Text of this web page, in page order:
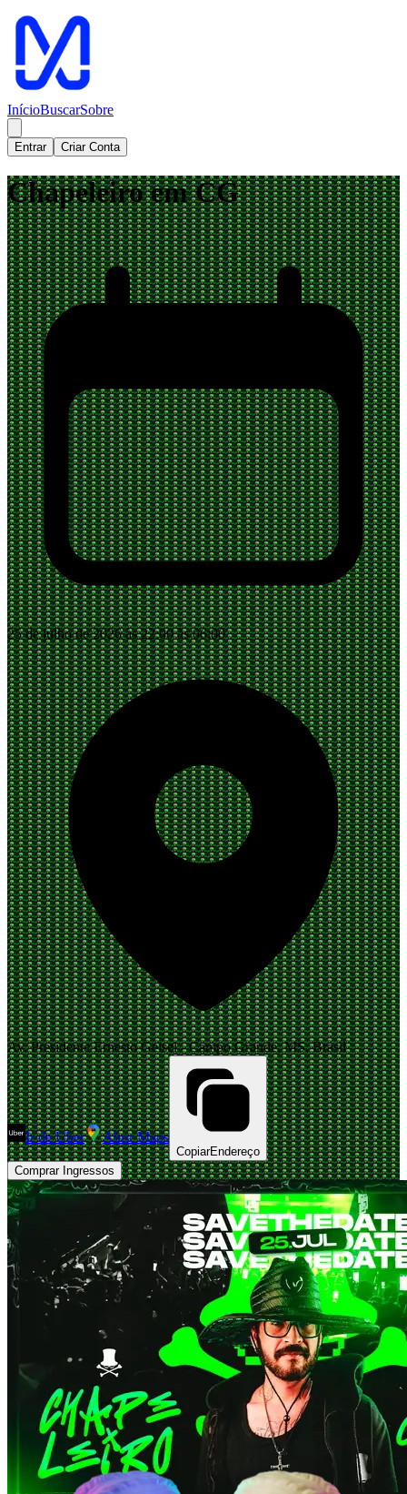
InícioBuscarSobre
Entrar Criar Conta
Chapeleiro em CG
25 de julho de 2026 às 22:00 às 06:00
Av. Presidente Ernesto Geisel - Campo Grande, MS, Brasil
Ir de Uber Abrir Maps
CopiarEndereço
Comprar Ingressos